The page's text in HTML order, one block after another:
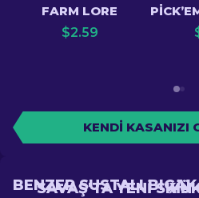
FARM LORE
$2.59
KENDI KASANIZI
SAVAŞ'TA YENI SKIN
BENZER SUSTALI